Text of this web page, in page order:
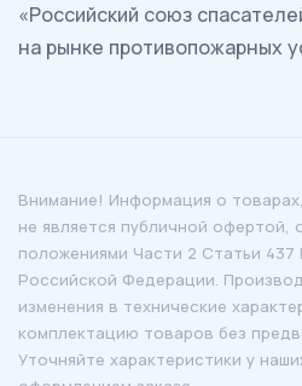
«Российский союз
на рынке противопожарных
Внимание! Информация о
не является публичной офертой,
положениями Части 2 Статьи 437
Российской Федерации.
изменения в технические
комплектацию товаров без
Уточняйте характеристики у